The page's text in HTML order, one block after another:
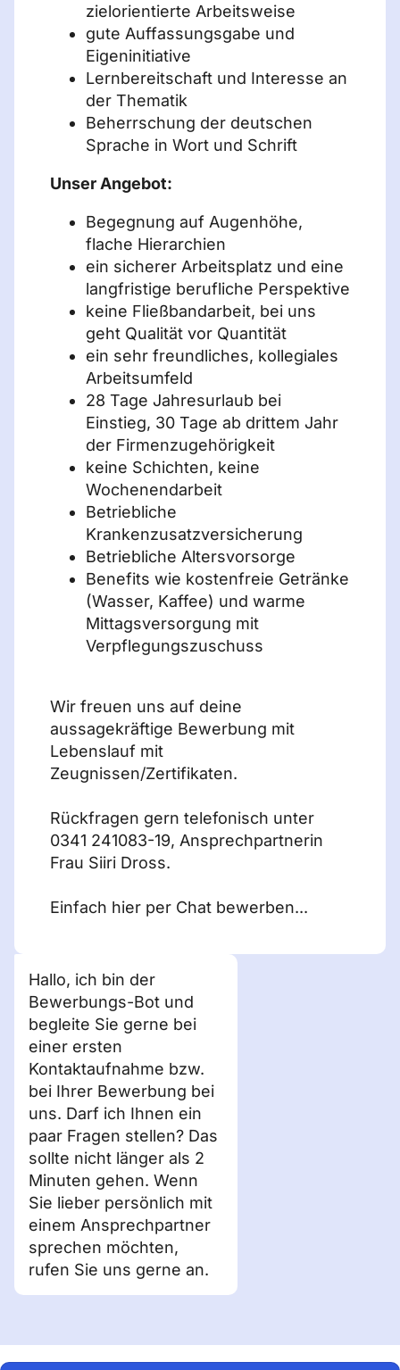
zielorientierte Arbeitsweise
gute Auffassungsgabe und
Eigeninitiative
Lernbereitschaft und Interesse an
der Thematik
Beherrschung der deutschen
Sprache in Wort und Schrift
Unser Angebot:
Begegnung auf Augenhöhe,
flache Hierarchien
ein sicherer Arbeitsplatz und eine
langfristige berufliche Perspektive
keine Fließbandarbeit, bei uns
geht Qualität vor Quantität
ein sehr freundliches, kollegiales
Arbeitsumfeld
28 Tage Jahresurlaub bei
Einstieg, 30 Tage ab drittem Jahr
der Firmenzugehörigkeit
keine Schichten, keine
Wochenendarbeit
Betriebliche
Krankenzusatzversicherung
Betriebliche Altersvorsorge
Benefits wie kostenfreie Getränke
(Wasser, Kaffee) und warme
Mittagsversorgung mit
Verpflegungszuschuss
Wir freuen uns auf deine
aussagekräftige Bewerbung mit
Lebenslauf mit
Zeugnissen/Zertifikaten.
Rückfragen gern telefonisch unter
0341 241083-19, Ansprechpartnerin
Frau Siiri Dross.
Einfach hier per Chat bewerben...
Hallo, ich bin der
Bewerbungs-Bot und
begleite Sie gerne bei
einer ersten
Kontaktaufnahme bzw.
bei Ihrer Bewerbung bei
uns. Darf ich Ihnen ein
paar Fragen stellen? Das
sollte nicht länger als 2
Minuten gehen. Wenn
Sie lieber persönlich mit
einem Ansprechpartner
sprechen möchten,
rufen Sie uns gerne an.